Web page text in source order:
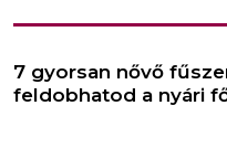
7 gyorsan nővő
feldobhatod a nyári